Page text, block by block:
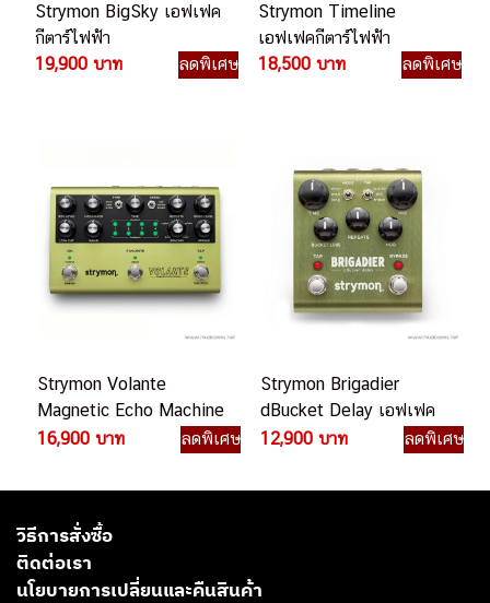
Strymon BigSky เอฟเฟค
กีตาร์ไฟฟ้า
19,900 บาท
ลดพิเศษ
Strymon Timeline
เอฟเฟคกีตาร์ไฟฟ้า
18,500 บาท
ลดพิเศษ
Strymon Volante
Magnetic Echo Machine
เอฟเฟคกีตาร์ไฟฟ้า
16,900 บาท ลดพิเศษ
Strymon Brigadier
dBucket Delay เอฟเฟค
กีตาร์ไฟฟ้า
12,900 บาท ลดพิเศษ
วิธีการสั่งซื้อ
ติดต่อเรา
นโยบายการเปลี่ยนและคืนสินค้า